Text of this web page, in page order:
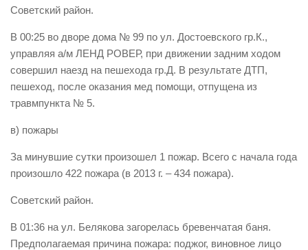
Советский район.
В 00:25 во дворе дома № 99 по ул. Достоевского гр.К.,
управляя а/м ЛЕНД РОВЕР, при движении задним ходом
совершил наезд на пешехода гр.Д. В результате ДТП,
пешеход, после оказания мед помощи, отпущена из
травмпункта № 5.
в) пожары
За минувшие сутки произошел 1 пожар. Всего с начала года
произошло 422 пожара (в 2013 г. – 434 пожара).
Советский район.
В 01:36 на ул. Белякова загорелась бревенчатая баня.
Предполагаемая причина пожара: поджог, виновное лицо